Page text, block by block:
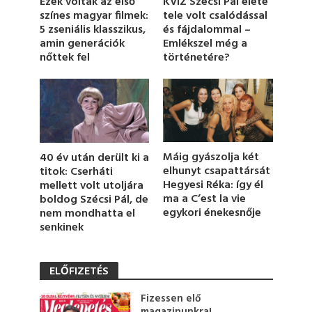
m
i
n
u
t
e
2
4
s
e
c
d
s
színes magyar filmek:
5 zseniális klasszikus,
amin generációk
nőttek fel
tele volt csalódással
és fájdalommal –
Emlékszel még a
történetére?
40 év után derült ki a
titok: Cserháti
mellett volt utoljára
boldog Szécsi Pál, de
nem mondhatta el
senkinek
Máig gyászolja két
elhunyt csapattársát
Hegyesi Réka: így él
ma a C’est la vie
egykori énekesnője
ELŐFIZETÉS
Fizessen elő